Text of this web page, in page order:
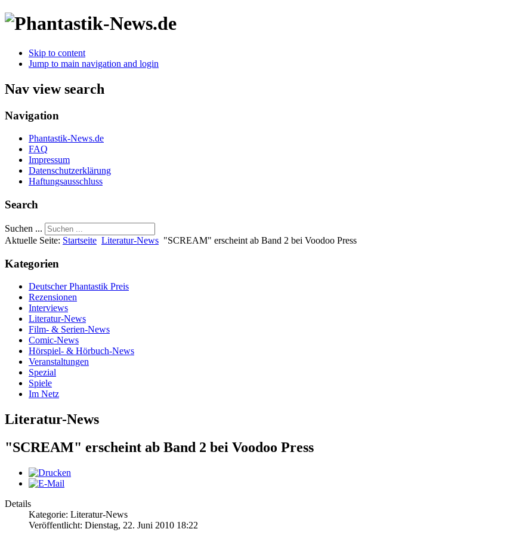
Skip to content
Jump to main navigation and login
Nav view search
Navigation
Phantastik-News.de
FAQ
Impressum
Datenschutzerklärung
Haftungsausschluss
Search
Suchen ...
Aktuelle Seite: Startseite Literatur-News "SCREAM" erscheint ab Band 2 bei Voodoo Press
Kategorien
Deutscher Phantastik Preis
Rezensionen
Interviews
Literatur-News
Film- & Serien-News
Comic-News
Hörspiel- & Hörbuch-News
Veranstaltungen
Spezial
Spiele
Im Netz
Literatur-News
"SCREAM" erscheint ab Band 2 bei Voodoo Press
Details
Kategorie: Literatur-News
Veröffentlicht: Dienstag, 22. Juni 2010 18:22